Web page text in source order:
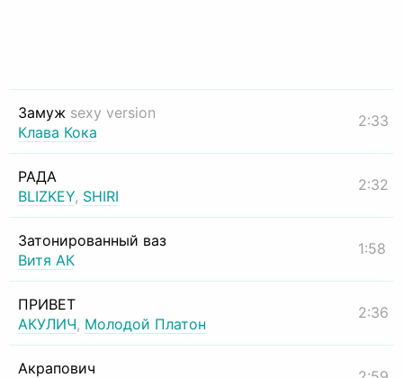
Замуж sexy version
Клава Кока
2:33
РАДА
BLIZKEY, SHIRI
2:32
Затонированный ваз
Витя АК
1:58
ПРИВЕТ
АКУЛИЧ, Молодой Платон
2:36
Акрапович